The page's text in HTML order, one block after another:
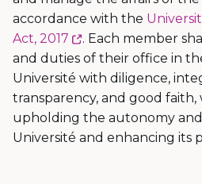
accordance with the
Act, 2017
Ce
lien
s'ouvrira
dans
une
nouvelle
. Each member
and duties of their office in
Université with diligence,
transparency, and good faith,
upholding the autonomy
Université and enhancing its